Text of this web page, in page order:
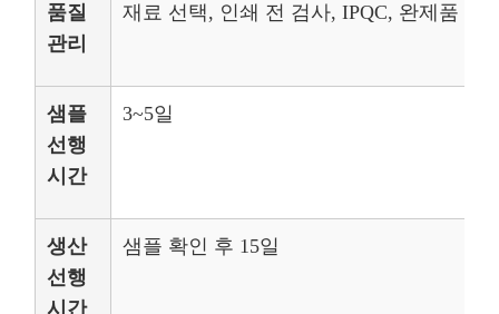
품질
관리
재료 선택, 인쇄 전 검사, IPQC, 완제품 검
샘플
선행
시간
3~5일
생산
선행
시간
샘플 확인 후 15일